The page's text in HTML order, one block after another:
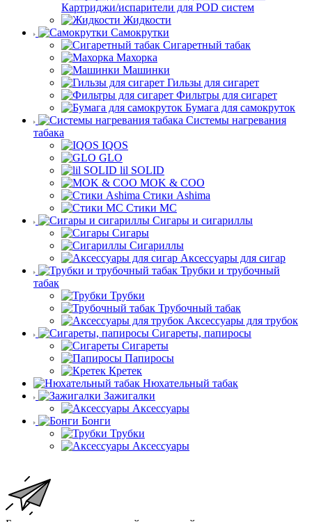
Картриджи/испарители для POD систем
Жидкости
Самокрутки
Сигаретный табак
Махорка
Машинки
Гильзы для сигарет
Фильтры для сигарет
Бумага для самокруток
Системы нагревания
табака
IQOS
GLO
lil SOLID
MOK & COO
Стики Ashima
Стики MC
Сигары и сигариллы
Сигары
Сигариллы
Аксессуары для сигар
Трубки и трубочный
табак
Трубки
Трубочный табак
Аксессуары для трубок
Сигареты, папиросы
Сигареты
Папиросы
Кретек
Нюхательный табак
Зажигалки
Аксессуары
Бонги
Трубки
Аксессуары